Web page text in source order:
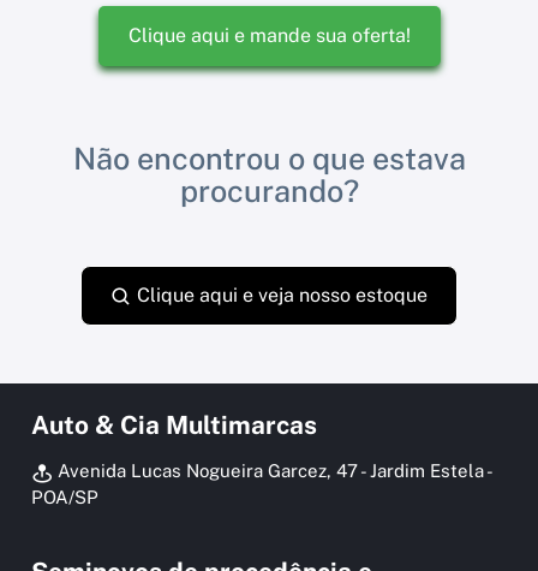
Clique aqui e mande sua oferta!
Não encontrou o que estava
procurando?
Clique aqui e veja nosso estoque
Auto & Cia Multimarcas
Avenida Lucas Nogueira Garcez, 47 - Jardim Estela -
POA/SP